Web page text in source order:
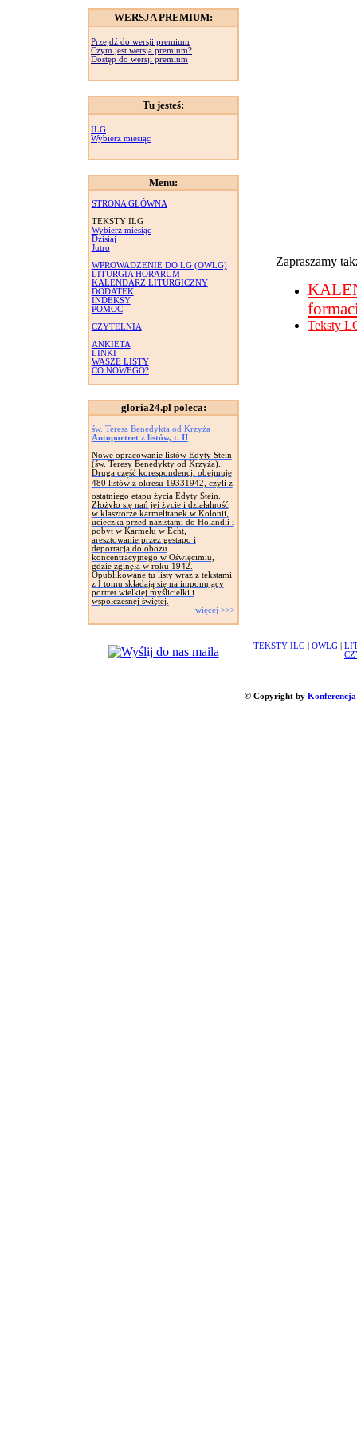
WERSJA PREMIUM:
Przejdź do wersji premium
Czym jest wersja premium?
Dostęp do wersji premium
Tu jesteś:
ILG
Wybierz miesiąc
Menu:
STRONA GŁÓWNA
TEKSTY ILG
Wybierz miesiąc
Dzisiaj
Jutro
WPROWADZENIE DO LG (OWLG)
LITURGIA HORARUM
KALENDARZ LITURGICZNY
DODATEK
INDEKSY
POMOC
CZYTELNIA
ANKIETA
LINKI
WASZE LISTY
CO NOWEGO?
gloria24.pl poleca:
św. Teresa Benedykta od Krzyża
Autoportret z listów, t. II
Nowe opracowanie listów Edyty Stein
(św. Teresy Benedykty od Krzyża).
Druga część korespondencji obejmuje
480 listów z okresu 19331942, czyli z
ostatniego etapu życia Edyty Stein.
Złożyło się nań jej życie i działalność
w klasztorze karmelitanek w Kolonii,
ucieczka przed nazistami do Holandii i
pobyt w Karmelu w Echt,
aresztowanie przez gestapo i
deportacja do obozu
koncentracyjnego w Oświęcimiu,
gdzie zginęła w roku 1942.
Opublikowane tu listy wraz z tekstami
z I tomu składają się na imponujący
portret wielkiej myślicielki i
współczesnej świętej.
więcej >>>
Zapraszamy
Teksty
TEKSTY ILG OWLG
© Copyright by Konferencja